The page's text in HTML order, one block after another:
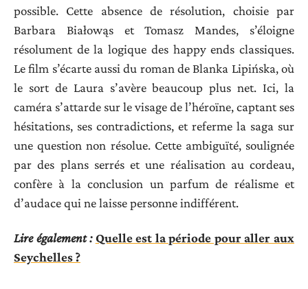
possible. Cette absence de résolution, choisie par
Barbara Białowąs et Tomasz Mandes, s’éloigne
résolument de la logique des happy ends classiques.
Le film s’écarte aussi du roman de Blanka Lipińska, où
le sort de Laura s’avère beaucoup plus net. Ici, la
caméra s’attarde sur le visage de l’héroïne, captant ses
hésitations, ses contradictions, et referme la saga sur
une question non résolue. Cette ambiguïté, soulignée
par des plans serrés et une réalisation au cordeau,
confère à la conclusion un parfum de réalisme et
d’audace qui ne laisse personne indifférent.
Lire également : Quelle est la période pour aller aux
Seychelles ?